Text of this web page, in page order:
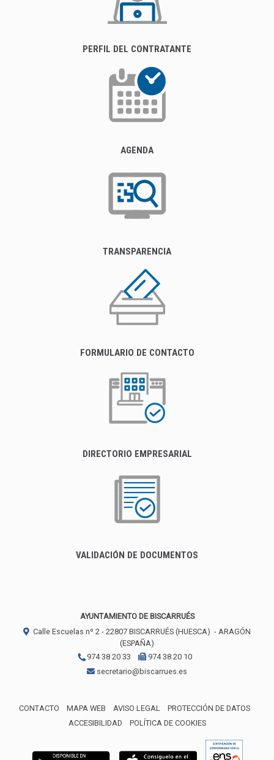
PERFIL DEL CONTRATANTE
AGENDA
TRANSPARENCIA
FORMULARIO DE CONTACTO
DIRECTORIO EMPRESARIAL
VALIDACIÓN DE DOCUMENTOS
AYUNTAMIENTO DE BISCARRUÉS
Calle Escuelas nº 2 - 22807 BISCARRUÉS (HUESCA) - ARAGÓN
(ESPAÑA)
974 38 20 33
974 38 20 10
secretario@biscarrues.es
CONTACTO MAPA WEB AVISO LEGAL
PROTECCIÓN DE DATOS
ACCESIBILIDAD
POLÍTICA DE COOKIES